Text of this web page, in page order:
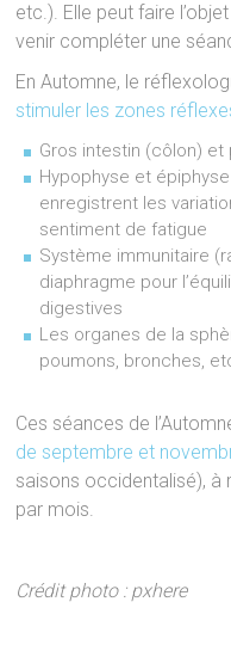
etc.). Elle peut faire
venir compléter une
En Automne, le
stimuler les zones
Gros intestin (côlon) et
Hypophyse et
enregistrent les
sentiment de fatigue
Système immunitaire
diaphragme pour
digestives
Les organes de la
poumons, bronches,
Ces séances de
de septembre et
saisons occidentalisé), à
par mois.
Crédit photo : pxhere